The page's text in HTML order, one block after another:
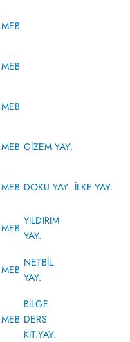
MEB
MEB
MEB
MEB GİZEM YAY.
MEB DOKU YAY. İLKE YAY.
MEB
YILDIRIM
YAY.
MEB
NETBİL
YAY.
MEB
BİLGE
DERS
KİT.YAY.